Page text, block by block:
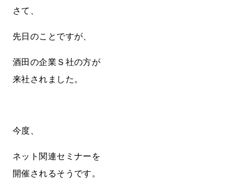
さて、
先日のことですが、
酒田の企業Ｓ社の方が
来社されました。
今度、
ネット関連セミナーを
開催されるそうです。